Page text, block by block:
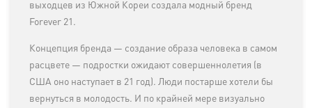
выходцев из Южной Кореи создала модный бренд
Forever 21.
Концепция бренда — создание образа человека в самом
расцвете — подростки ожидают совершеннолетия (в
США оно наступает в 21 год). Люди постарше хотели бы
вернуться в молодость. И по крайней мере визуально